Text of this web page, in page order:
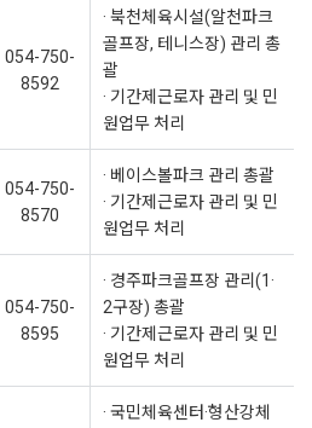
054-750-
8592
· 북천체육시설(알천파크
골프장, 테니스장) 관리 총
괄
· 기간제근로자 관리 및 민
원업무 처리
054-750-
8570
· 베이스볼파크 관리 총괄
· 기간제근로자 관리 및 민
원업무 처리
054-750-
8595
· 경주파크골프장 관리(1·
2구장) 총괄
· 기간제근로자 관리 및 민
원업무 처리
· 국민체육센터·형산강체